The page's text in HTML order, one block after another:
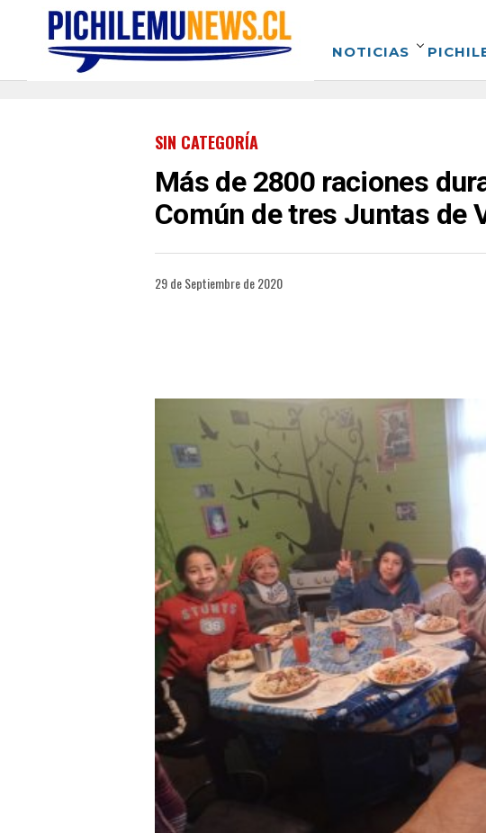
NOTICIAS
SIN CATEGORÍA
Más de 2800 raciones
Común de tres Juntas de
29 de Septiembre de 2020